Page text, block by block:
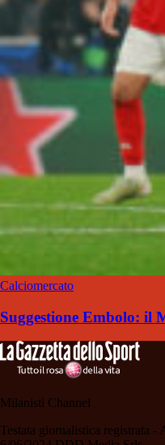
Calciomercato
Suggestione Embolo: il
Milanisti Channel
Testata giornalistica registrata